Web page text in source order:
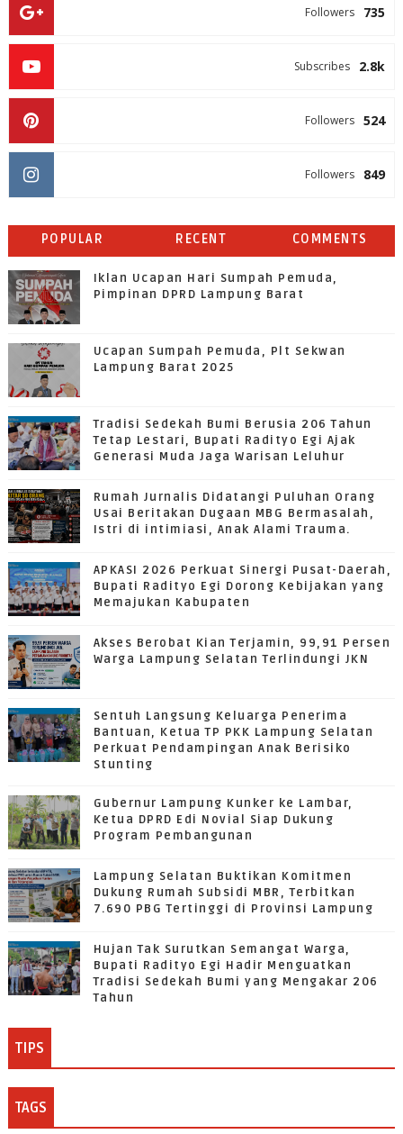
735
Followers
2.8k
Subscribes
524
Followers
849
Followers
POPULAR RECENT COMMENTS
Iklan Ucapan Hari Sumpah Pemuda,
Pimpinan DPRD Lampung Barat
Ucapan Sumpah Pemuda, Plt Sekwan
Lampung Barat 2025
Tradisi Sedekah Bumi Berusia 206 Tahun
Tetap Lestari, Bupati Radityo Egi Ajak
Generasi Muda Jaga Warisan Leluhur
Rumah Jurnalis Didatangi Puluhan Orang
Usai Beritakan Dugaan MBG Bermasalah,
Istri di intimiasi, Anak Alami Trauma.
APKASI 2026 Perkuat Sinergi Pusat-Daerah,
Bupati Radityo Egi Dorong Kebijakan yang
Memajukan Kabupaten
Akses Berobat Kian Terjamin, 99,91 Persen
Warga Lampung Selatan Terlindungi JKN
Sentuh Langsung Keluarga Penerima
Bantuan, Ketua TP PKK Lampung Selatan
Perkuat Pendampingan Anak Berisiko
Stunting
Gubernur Lampung Kunker ke Lambar,
Ketua DPRD Edi Novial Siap Dukung
Program Pembangunan
Lampung Selatan Buktikan Komitmen
Dukung Rumah Subsidi MBR, Terbitkan
7.690 PBG Tertinggi di Provinsi Lampung
Hujan Tak Surutkan Semangat Warga,
Bupati Radityo Egi Hadir Menguatkan
Tradisi Sedekah Bumi yang Mengakar 206
Tahun
TIPS
TAGS